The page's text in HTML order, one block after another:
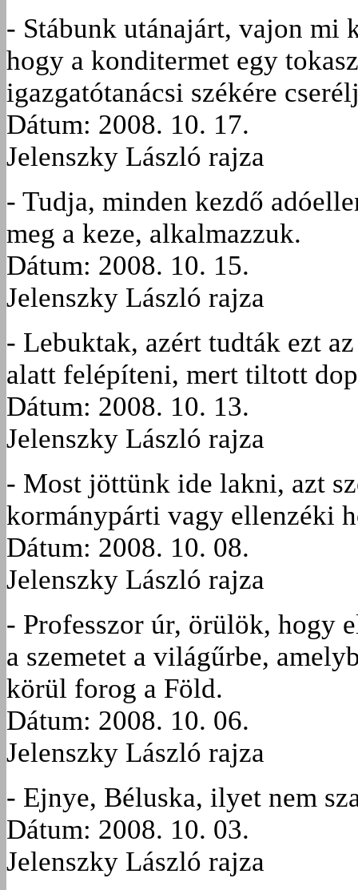
- Stábunk utánajárt, vajon mi
hogy a konditermet egy
igazgatótanácsi székére
Dátum: 2008. 10. 17.
Jelenszky László rajza
- Tudja, minden kezdő
meg a keze, alkalmazzuk.
Dátum: 2008. 10. 15.
Jelenszky László rajza
- Lebuktak, azért tudták ezt
alatt felépíteni, mert tiltott
Dátum: 2008. 10. 13.
Jelenszky László rajza
- Most jöttünk ide lakni, azt
kormánypárti vagy ellenzéki
Dátum: 2008. 10. 08.
Jelenszky László rajza
- Professzor úr, örülök, hogy
a szemetet a világűrbe,
körül forog a Föld.
Dátum: 2008. 10. 06.
Jelenszky László rajza
- Ejnye, Béluska, ilyet nem
Dátum: 2008. 10. 03.
Jelenszky László rajza